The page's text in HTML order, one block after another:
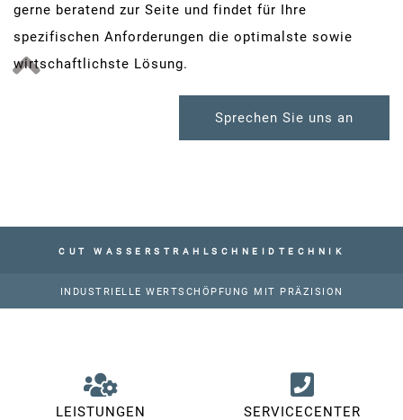
gerne beratend zur Seite und findet für Ihre
spezifischen Anforderungen die optimalste sowie
wirtschaftlichste Lösung.
Sprechen Sie uns an
CUT WASSERSTRAHLSCHNEIDTECHNIK
INDUSTRIELLE WERTSCHÖPFUNG MIT PRÄZISION
LEISTUNGEN SERVICECENTER